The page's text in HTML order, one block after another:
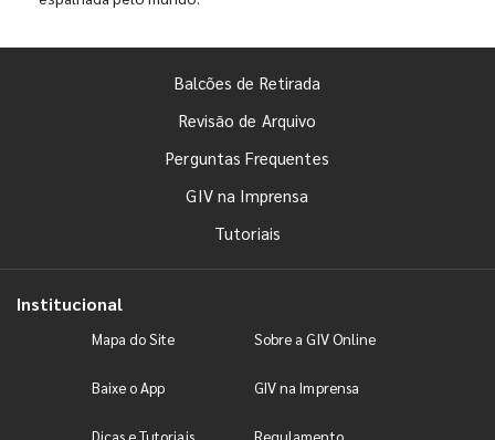
Balcões de Retirada
Revisão de Arquivo
Perguntas Frequentes
GIV na Imprensa
Tutoriais
Institucional
Mapa do Site Sobre a GIV Online
Baixe o App GIV na Imprensa
Dicas e Tutoriais Regulamento